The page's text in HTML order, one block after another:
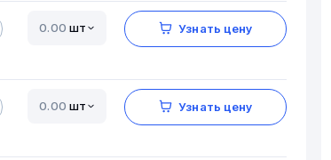
шт Узнать цену
шт Узнать цену